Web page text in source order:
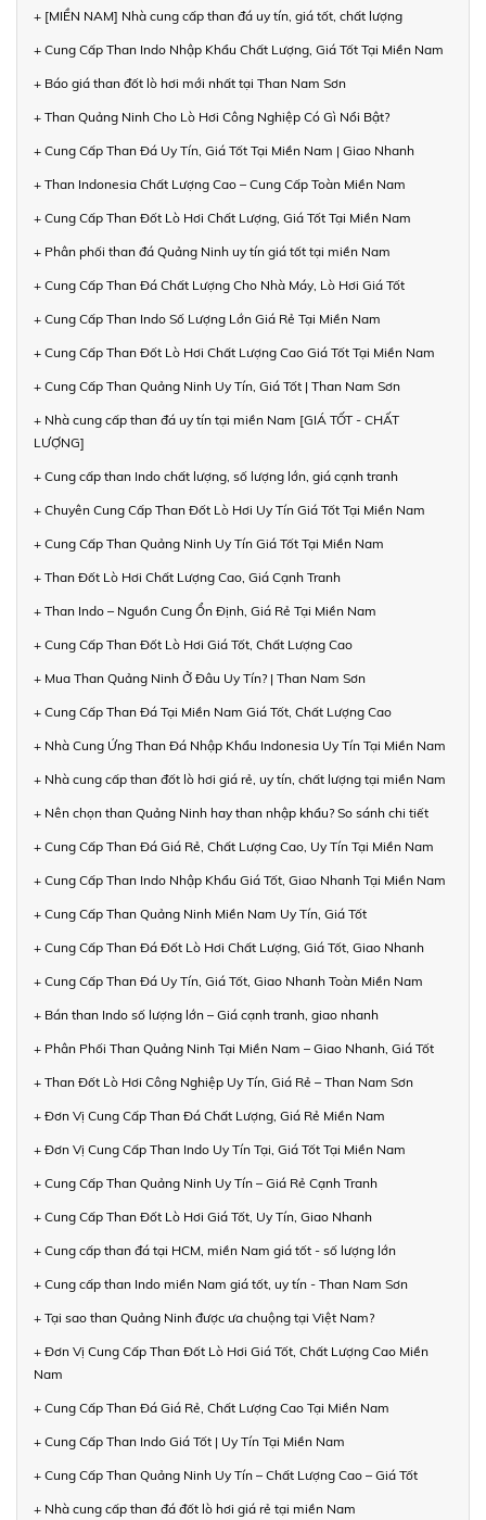
+ [MIỀN NAM] Nhà cung cấp than đá uy tín, giá tốt, chất lượng
+ Cung Cấp Than Indo Nhập Khẩu Chất Lượng, Giá Tốt Tại Miền Nam
+ Báo giá than đốt lò hơi mới nhất tại Than Nam Sơn
+ Than Quảng Ninh Cho Lò Hơi Công Nghiệp Có Gì Nổi Bật?
+ Cung Cấp Than Đá Uy Tín, Giá Tốt Tại Miền Nam | Giao Nhanh
+ Than Indonesia Chất Lượng Cao – Cung Cấp Toàn Miền Nam
+ Cung Cấp Than Đốt Lò Hơi Chất Lượng, Giá Tốt Tại Miền Nam
+ Phân phối than đá Quảng Ninh uy tín giá tốt tại miền Nam
+ Cung Cấp Than Đá Chất Lượng Cho Nhà Máy, Lò Hơi Giá Tốt
+ Cung Cấp Than Indo Số Lượng Lớn Giá Rẻ Tại Miền Nam
+ Cung Cấp Than Đốt Lò Hơi Chất Lượng Cao Giá Tốt Tại Miền Nam
+ Cung Cấp Than Quảng Ninh Uy Tín, Giá Tốt | Than Nam Sơn
+ Nhà cung cấp than đá uy tín tại miền Nam [GIÁ TỐT - CHẤT
LƯỢNG]
+ Cung cấp than Indo chất lượng, số lượng lớn, giá cạnh tranh
+ Chuyên Cung Cấp Than Đốt Lò Hơi Uy Tín Giá Tốt Tại Miền Nam
+ Cung Cấp Than Quảng Ninh Uy Tín Giá Tốt Tại Miền Nam
+ Than Đốt Lò Hơi Chất Lượng Cao, Giá Cạnh Tranh
+ Than Indo – Nguồn Cung Ổn Định, Giá Rẻ Tại Miền Nam
+ Cung Cấp Than Đốt Lò Hơi Giá Tốt, Chất Lượng Cao
+ Mua Than Quảng Ninh Ở Đâu Uy Tín? | Than Nam Sơn
+ Cung Cấp Than Đá Tại Miền Nam Giá Tốt, Chất Lượng Cao
+ Nhà Cung Ứng Than Đá Nhập Khẩu Indonesia Uy Tín Tại Miền Nam
+ Nhà cung cấp than đốt lò hơi giá rẻ, uy tín, chất lượng tại miền Nam
+ Nên chọn than Quảng Ninh hay than nhập khẩu? So sánh chi tiết
+ Cung Cấp Than Đá Giá Rẻ, Chất Lượng Cao, Uy Tín Tại Miền Nam
+ Cung Cấp Than Indo Nhập Khẩu Giá Tốt, Giao Nhanh Tại Miền Nam
+ Cung Cấp Than Quảng Ninh Miền Nam Uy Tín, Giá Tốt
+ Cung Cấp Than Đá Đốt Lò Hơi Chất Lượng, Giá Tốt, Giao Nhanh
+ Cung Cấp Than Đá Uy Tín, Giá Tốt, Giao Nhanh Toàn Miền Nam
+ Bán than Indo số lượng lớn – Giá cạnh tranh, giao nhanh
+ Phân Phối Than Quảng Ninh Tại Miền Nam – Giao Nhanh, Giá Tốt
+ Than Đốt Lò Hơi Công Nghiệp Uy Tín, Giá Rẻ – Than Nam Sơn
+ Đơn Vị Cung Cấp Than Đá Chất Lượng, Giá Rẻ Miền Nam
+ Đơn Vị Cung Cấp Than Indo Uy Tín Tại, Giá Tốt Tại Miền Nam
+ Cung Cấp Than Quảng Ninh Uy Tín – Giá Rẻ Cạnh Tranh
+ Cung Cấp Than Đốt Lò Hơi Giá Tốt, Uy Tín, Giao Nhanh
+ Cung cấp than đá tại HCM, miền Nam giá tốt - số lượng lớn
+ Cung cấp than Indo miền Nam giá tốt, uy tín - Than Nam Sơn
+ Tại sao than Quảng Ninh được ưa chuộng tại Việt Nam?
+ Đơn Vị Cung Cấp Than Đốt Lò Hơi Giá Tốt, Chất Lượng Cao Miền
Nam
+ Cung Cấp Than Đá Giá Rẻ, Chất Lượng Cao Tại Miền Nam
+ Cung Cấp Than Indo Giá Tốt | Uy Tín Tại Miền Nam
+ Cung Cấp Than Quảng Ninh Uy Tín – Chất Lượng Cao – Giá Tốt
+ Nhà cung cấp than đá đốt lò hơi giá rẻ tại miền Nam